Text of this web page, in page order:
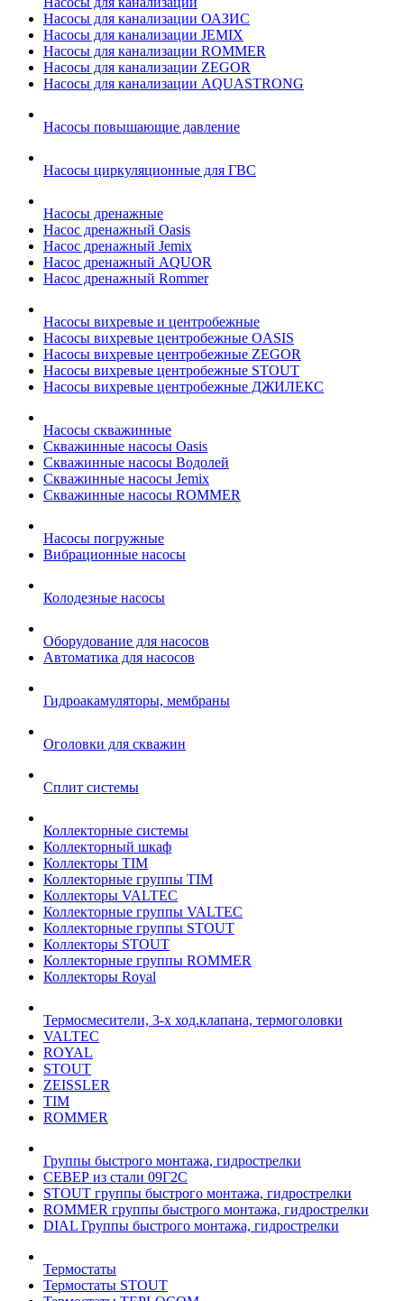
Насосы для канализации ОАЗИС
Насосы для канализации JEMIX
Насосы для канализации ROMMER
Насосы для канализации ZEGOR
Насосы для канализации AQUASTRONG
Насосы повышающие давление
Насосы циркуляционные для ГВС
Насосы дренажные
Насос дренажный Oasis
Насос дренажный Jemix
Насос дренажный AQUOR
Насос дренажный Rommer
Насосы вихревые и центробежные
Насосы вихревые центробежные OASIS
Насосы вихревые центробежные ZEGOR
Насосы вихревые центробежные STOUT
Насосы вихревые центробежные ДЖИЛЕКС
Насосы скважинные
Скважинные насосы Oasis
Скважинные насосы Водолей
Скважинные насосы Jemix
Cкважинные насосы ROMMER
Насосы погружные
Вибрационные насосы
Колодезные насосы
Оборудование для насосов
Автоматика для насосов
Гидроакамуляторы, мембраны
Оголовки для скважин
Сплит системы
Коллекторные системы
Коллекторный шкаф
Коллекторы TIM
Коллекторные группы TIM
Коллекторы VALTEC
Коллекторные группы VALTEC
Коллекторные группы STOUT
Коллекторы STOUT
Коллекторные группы ROMMER
Коллекторы Royal
Термосмесители, 3-х ход.клапана, термоголовки
VALTEC
ROYAL
STOUT
ZEISSLER
TIM
ROMMER
Группы быстрого монтажа, гидрострелки
СЕВЕР из стали 09Г2С
STOUT группы быстрого монтажа, гидрострелки
ROMMER группы быстрого монтажа, гидрострелки
DIAL Группы быстрого монтажа, гидрострелки
Термостаты
Термостаты STOUT